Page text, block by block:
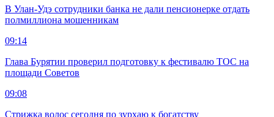
В Улан-Удэ сотрудники банка не дали пенсионерке отдать
полмиллиона мошенникам
09:14
Глава Бурятии проверил подготовку к фестивалю ТОС на
площади Советов
09:08
Стрижка волос сегодня по зурхаю к богатству